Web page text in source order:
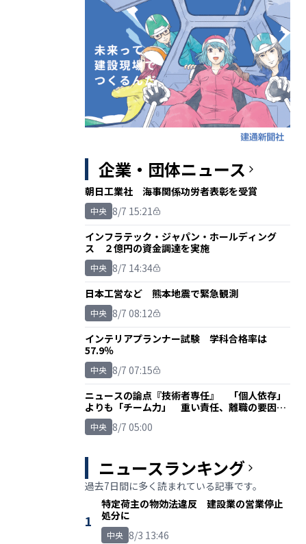
企業・団体ニュース
朝日工業社 海事関係功労者表彰を受賞
中央 8/7 15:21
インフラテック・ジャパン・ホールディング
ス ２億円の資金調達を実施
中央 8/7 14:34
日本工営など 熊本地震で緊急観測
中央 8/7 08:12
インテリアプランナー試験 学科合格率は
57.9％
中央 8/7 07:15
ニュースの論点『技術者専任』 「個人依存」
よりも「チーム力」 重い責任、離職の要因に
も
中央 8/7 05:00
ニュースランキング
過去7日間に多く読まれている記事です。
1
特定荷主の物効法違反 建設業の営業停止
処分に
中央 8/3 13:46